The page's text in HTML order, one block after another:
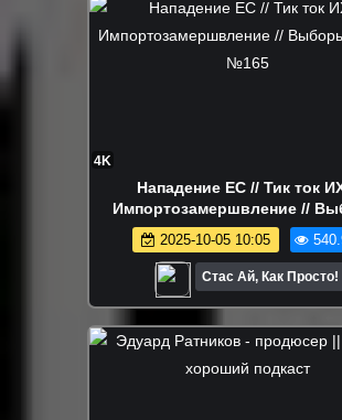
4K
Нападение ЕС // Тик ток
Импортозамершвление //
Санду №165
2025-10-05 10:05
Стас Ай, Как Просто!